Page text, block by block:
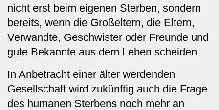
nicht erst beim eigenen Sterben, sondern
bereits, wenn die Großeltern, die Eltern,
Verwandte, Geschwister oder Freunde und
gute Bekannte aus dem Leben scheiden.
In Anbetracht einer älter werdenden
Gesellschaft wird zukünftig auch die Frage
des humanen Sterbens noch mehr an